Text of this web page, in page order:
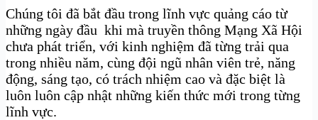
Chúng tôi đã bắt đầu trong lĩnh vực quảng cáo từ
những ngày đầu khi mà truyền thông Mạng Xã Hội
chưa phát triển, với kinh nghiệm đã từng trải qua
trong nhiều năm, cùng đội ngũ nhân viên trẻ, năng
động, sáng tạo, có trách nhiệm cao và đặc biệt là
luôn luôn cập nhật những kiến thức mới trong từng
lĩnh vực.